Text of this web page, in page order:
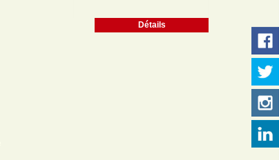
Détails